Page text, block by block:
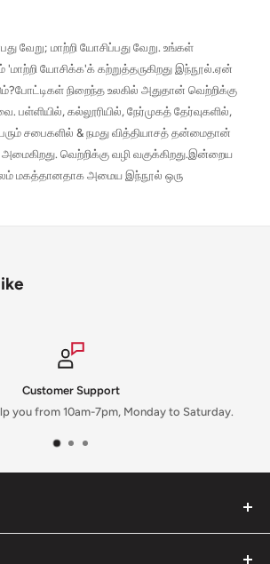
வேறு; மாற்றி யோசிப்பது வேறு. உங்கள்
'மாற்றி யோசிக்க'க் கற்றுத்தருகிறது இந்நூல்.ஏன்
நிறைந்த உலகில் அதுதான் வெற்றிக்கு
பள்ளியில், கல்லூரியில், நேர்முகத் தேர்வுகளில்,
சபைகளில் & நமது வித்தியாசத் தன்மைதான்
அமைகிறது. வெற்றிக்கு வழி வகுக்கிறது.இன்றைய
மகத்தானதாக அமைய இந்நூல் ஒரு
Customer Support
you from 10am-7pm, Monday to Saturday.
Chennai 600014.